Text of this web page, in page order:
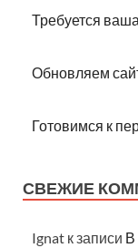
Требуется
Обновляем
Готовимся к
СВЕЖИЕ
Ignat к записи В